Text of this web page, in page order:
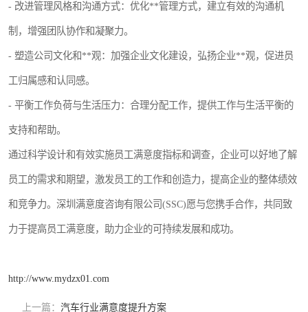
- 改进管理风格和沟通方式：优化**管理方式，建立有效的沟通机
制，增强团队协作和凝聚力。
- 塑造公司文化和**观：加强企业文化建设，弘扬企业**观，促进员
工归属感和认同感。
- 平衡工作负荷与生活压力：合理分配工作，提供工作与生活平衡的
支持和帮助。
通过科学设计和有效实施员工满意度指标和调查，企业可以好地了解
员工的需求和期望，激发员工的工作和创造力，提高企业的整体绩效
和竞争力。深圳满意度咨询有限公司(SSC)愿与您携手合作，共同致
力于提高员工满意度，助力企业的可持续发展和成功。
http://www.mydzx01.com
上一篇： 汽车行业满意度提升方案